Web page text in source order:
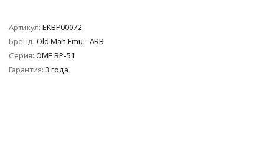
Артикул: EKBP00072
Бренд: Old Man Emu - ARB
Серия: OME BP-51
Гарантия: 3 года